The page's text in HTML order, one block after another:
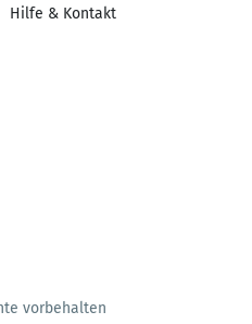
Hilfe & Kontakt
vorbehalten